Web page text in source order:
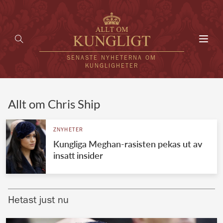
SENASTE NYHETERNA OM
KUNGLIGHETER
UTLÄNDSKT
VÄRLDENS KUNGAHUS
Brittiska kungahuset
Allt om Chris Ship
ZNYHETER
Kungliga Meghan-rasisten pekas ut av
insatt insider
Hetast just nu